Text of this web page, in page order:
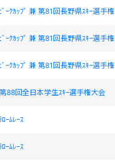
ｰｸｶｯﾌﾟ 兼 第81回長野県ｽｷｰ選手権
ｰｸｶｯﾌﾟ 兼 第81回長野県ｽｷｰ選手権
ｰｸｶｯﾌﾟ 兼 第81回長野県ｽｷｰ選手権
88回全日本学生ｽｷｰ選手権大会
ｰﾑﾚｰｽ
ｰﾑﾚｰｽ